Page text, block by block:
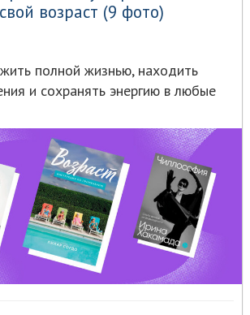
возраст (9 фото)
полной жизнью, находить
и сохранять энергию в любые